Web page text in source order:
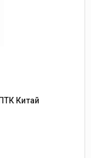
Редуктор пропановый БПО-5-5 (тип 2) ПТК Китай